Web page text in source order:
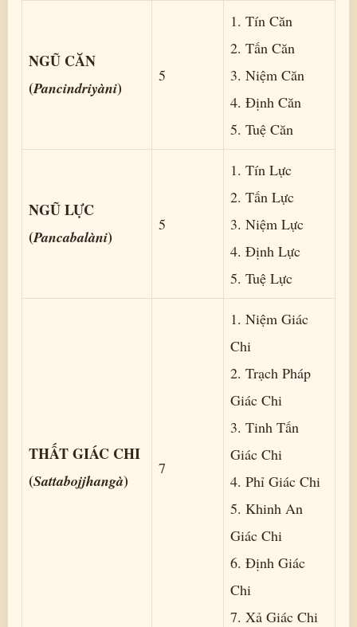
NGŨ CĂN
(Pancindriyàni)
5
1. Tín Căn
2. Tấn Căn
3. Niệm Căn
4. Ðịnh Căn
5. Tuệ Căn
NGŨ LỰC
(Pancabalàni)
5
1. Tín Lực
2. Tấn Lực
3. Niệm Lực
4. Ðịnh Lực
5. Tuệ Lực
THẤT GIÁC CHI
(Sattabojjhangà)
7
1. Niệm Giác
Chi
2. Trạch Pháp
Giác Chi
3. Tinh Tấn
Giác Chi
4. Phỉ Giác Chi
5. Khinh An
Giác Chi
6. Ðịnh Giác
Chi
7. Xả Giác Chi